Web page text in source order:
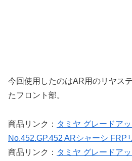
今回使用したのはAR用のリヤス
たフロント部。
商品リンク： タミヤ グレードア
No.452.GP.452 ARシャーシ FRP
商品リンク： タミヤ グレードア